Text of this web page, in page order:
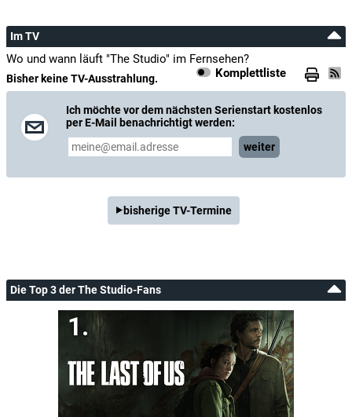
Im TV
Wo und wann läuft "The Studio" im Fernsehen?
Komplettliste
Bisher keine TV-Ausstrahlung.
Ich möchte vor dem nächsten Serienstart kostenlos
per E-Mail benachrichtigt werden:
weiter
bisherige TV-Termine
Die Top 3 der The Studio-Fans